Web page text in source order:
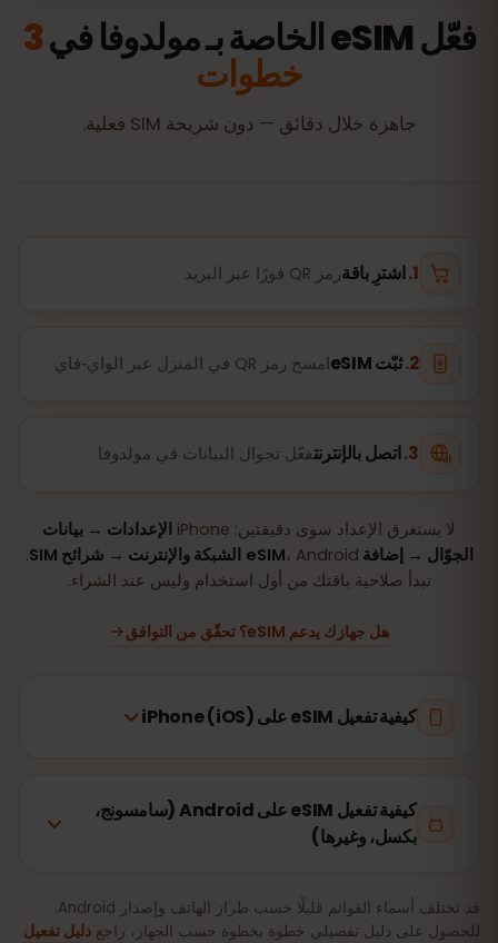
فعّل eSIM الخاصة بـ مولدوفا في 3
خطوات
جاهزة خلال دقائق — دون شريحة SIM فعلية.
اشترِ باقةرمز QR فورًا عبر البريد
ثبّت eSIM امسح رمز QR في المنزل عبر الواي‑فاي
اتصل بالإنترنتفعّل تجوال البيانات في مولدوفا
لا يستغرق الإعداد سوى دقيقتين: iPhone
الإعدادات → بيانات
الجوّال → إضافة eSIM ، Android الشبكة والإنترنت → شرائح SIM
.
تبدأ صلاحية باقتك من أول استخدام وليس عند الشراء.
هل جهازك يدعم eSIM؟ تحقّق من التوافق
كيفية تفعيل eSIM على iPhone (iOS)
كيفية تفعيل eSIM على Android (سامسونج،
بكسل، وغيرها)
قد تختلف أسماء القوائم قليلًا حسب طراز الهاتف وإصدار Android.
للحصول على دليل تفصيلي خطوة بخطوة حسب الجهاز، راجع دليل تفعيل